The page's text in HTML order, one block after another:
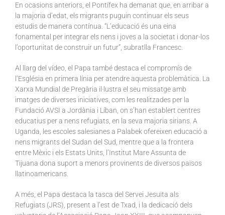
En ocasions anteriors, el Pontífex ha demanat que, en arribar a
la majoria d’edat, els migrants puguin continuar els seus
estudis de manera contínua. “L’educació és una eina
fonamental per integrar els nens i joves a la societat i donar-los
l’oportunitat de construir un futur”, subratlla Francesc.
Al llarg del vídeo, el Papa també destaca el compromís de
l’Església en primera línia per atendre aquesta problemàtica. La
Xarxa Mundial de Pregària il·lustra el seu missatge amb
imatges de diverses iniciatives, com les realitzades per la
Fundació AVSI a Jordània i Líban, on s’han establert centres
educatius per a nens refugiats, en la seva majoria sirians. A
Uganda, les escoles salesianes a Palabek ofereixen educació a
nens migrants del Sudan del Sud, mentre que a la frontera
entre Mèxic i els Estats Units, l’Institut Mare Assunta de
Tijuana dona suport a menors provinents de diversos països
llatinoamericans.
A més, el Papa destaca la tasca del Servei Jesuïta als
Refugiats (JRS), present a l’est de Txad, i la dedicació dels